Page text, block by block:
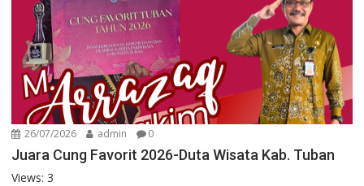
26/07/2026 admin 0
Juara Cung Favorit 2026-Duta Wisata Kab. Tuban
Views: 3